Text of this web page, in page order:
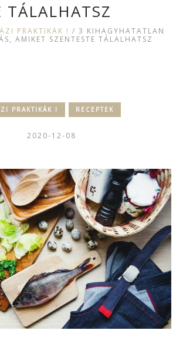
TÁLALHATSZ
PRAKTIKÁK ! / 3 KIHAGYHATATLAN
AMIKET SZENTESTE TÁLALHATSZ
PRAKTIKÁK ! RECEPTEK
2020-12-08